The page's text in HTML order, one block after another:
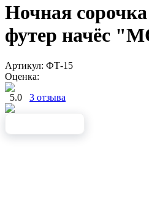
Ночная
футер начёс
Артикул: ФТ-15
Оценка:
5.0
3 отзыва